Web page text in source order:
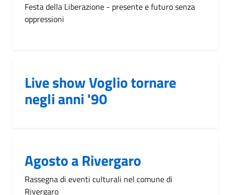
Festa della Liberazione - presente e futuro senza
oppressioni
Live show Voglio tornare
negli anni '90
Agosto a Rivergaro
Rassegna di eventi culturali nel comune di
Rivergaro